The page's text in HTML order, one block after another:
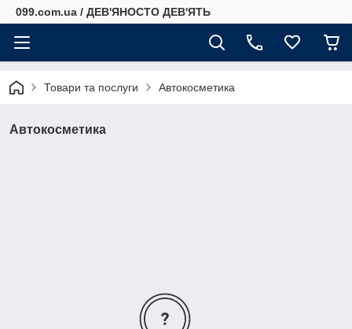
099.com.ua / ДЕВ'ЯНОСТО ДЕВ'ЯТЬ
Товари та послуги Автокосметика
Автокосметика